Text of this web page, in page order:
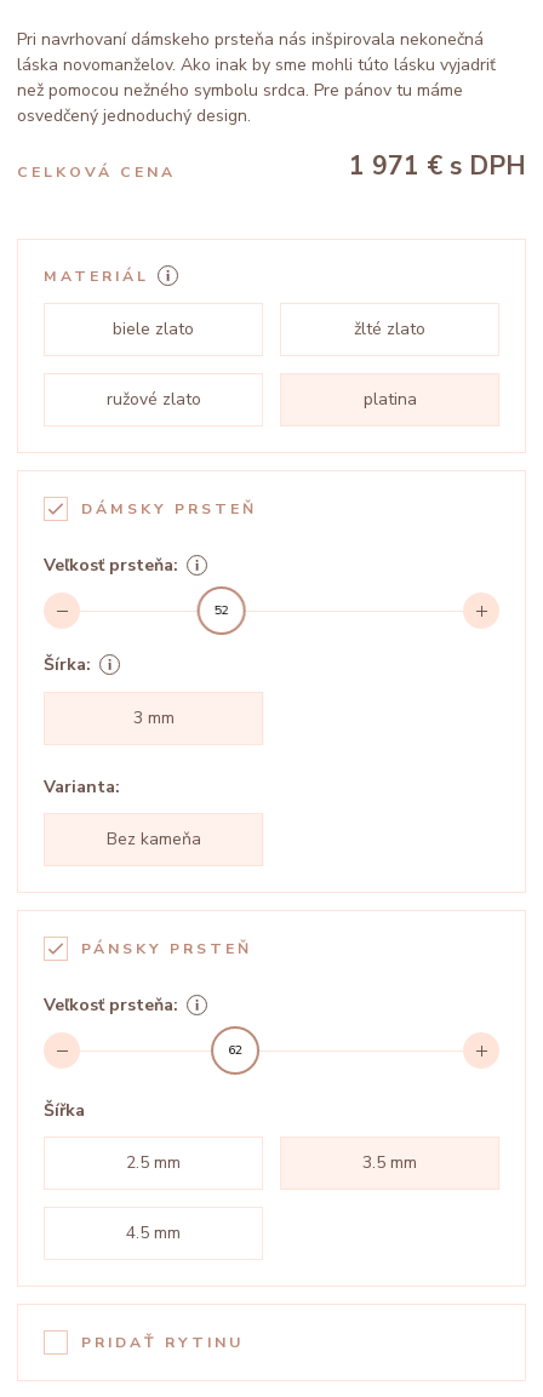
Pri navrhovaní dámskeho prsteňa nás inšpirovala nekonečná
láska novomanželov. Ako inak by sme mohli túto lásku vyjadriť
než pomocou nežného symbolu srdca. Pre pánov tu máme
osvedčený jednoduchý design.
CELKOVÁ CENA 1 971 € s DPH
MATERIÁL
biele zlato žlté zlato
ružové zlato platina
DÁMSKY PRSTEŇ
Veľkosť prsteňa:
52
Šírka:
3 mm
Varianta:
Bez kameňa
PÁNSKY PRSTEŇ
Veľkosť prsteňa:
62
Šířka
2.5 mm 3.5 mm
4.5 mm
PRIDAŤ RYTINU